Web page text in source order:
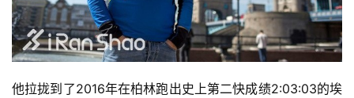
他拉拢到了2016年在柏林跑出史上第二快成绩2:03:03的埃